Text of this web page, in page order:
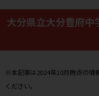
大分県立大分豊府
※本記事は2024年10月時点の情
ください。